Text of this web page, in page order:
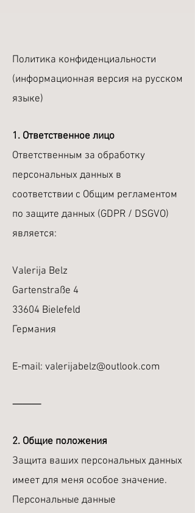
Политика конфиденциальности
(информационная версия на русском
языке)
1. Ответственное лицо
Ответственным за обработку
персональных данных в
соответствии с Общим регламентом
по защите данных (GDPR / DSGVO)
является:
Valerija Belz
Gartenstraße 4
33604 Bielefeld
Германия
E-mail: valerijabelz@outlook.com
⸻
2. Общие положения
Защита ваших персональных данных
имеет для меня особое значение.
Персональные данные